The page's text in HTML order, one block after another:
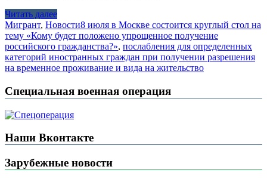
Читать далее
Мигрант, Новости8 июля в Москве состоится круглый стол на
тему «Кому будет положено упрощенное получение
российского гражданства?», послабления для определенных
категорий иностранных граждан при получении разрешения
на временное проживание и вида на жительство
Специальная военная операция
Наши Вконтакте
Зарубежные новости